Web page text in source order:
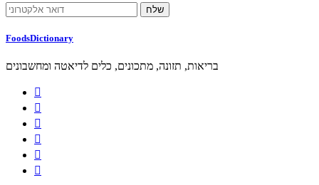
FoodsDictionary
בריאות, תזונה, מתכונים, כלים לדיאטה ומחשבונים





